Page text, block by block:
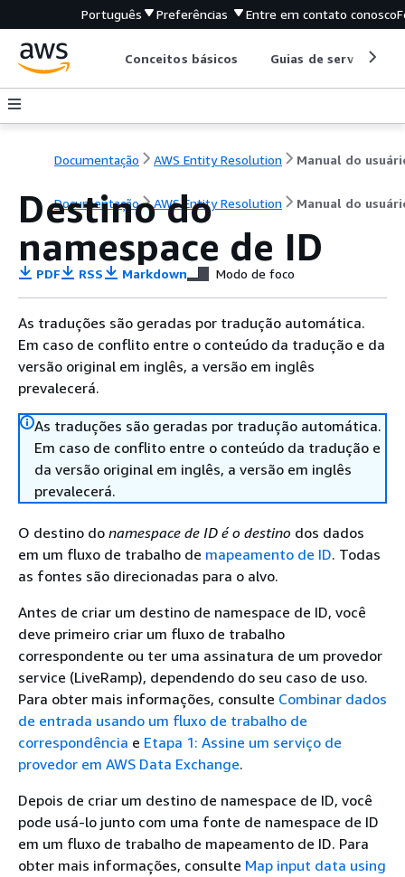
Português Preferências Entre em contato conosco
Conceitos básicos Guias de serviço
Documentação AWS Entity Resolution Manual do
Documentação AWS Entity Resolution Manual do
Destino do
namespace de ID
PDF RSS Markdown Modo de foco
As traduções são geradas por tradução automática.
Em caso de conflito entre o conteúdo da tradução e da
versão original em inglês, a versão em inglês
prevalecerá.
As traduções são geradas por tradução automática.
Em caso de conflito entre o conteúdo da tradução e
da versão original em inglês, a versão em inglês
prevalecerá.
O destino do namespace de ID é o destino dos dados
em um fluxo de trabalho de mapeamento de ID. Todas
as fontes são direcionadas para o alvo.
Antes de criar um destino de namespace de ID, você
deve primeiro criar um fluxo de trabalho
correspondente ou ter uma assinatura de um provedor
service (LiveRamp), dependendo do seu caso de uso.
Para obter mais informações, consulte Combinar dados
de entrada usando um fluxo de trabalho de
correspondência e Etapa 1: Assine um serviço de
provedor em AWS Data Exchange.
Depois de criar um destino de namespace de ID, você
pode usá-lo junto com uma fonte de namespace de ID
em um fluxo de trabalho de mapeamento de ID. Para
obter mais informações, consulte Map input data using